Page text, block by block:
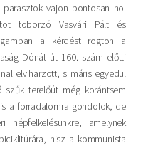
vajon pontosan hol
toborzó Vasvári Pált és
a kérdést rögtön a
Dónát út 160. szám előtti
elviharzott, s máris egyedül
szűk terelőút még korántsem
a forradalomra gondolok, de
amelynek
hisz a kommunista